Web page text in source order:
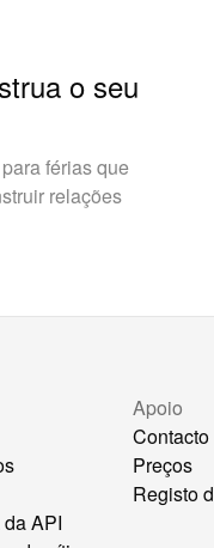
o seu
férias que
relações
API
Apoio
Contacto
Preços
Registo